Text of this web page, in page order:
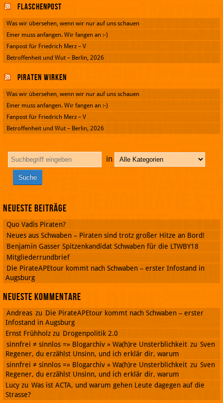
Flaschenpost
Was wir übersehen, wenn wir nur auf uns schauen
Einer muss anfangen. Wir fangen an :-)
Fanpost für Friedrich Merz – V
Betroffenheit und Wut – Berlin, 2026
Piraten wirken
Was wir übersehen, wenn wir nur auf uns schauen
Einer muss anfangen. Wir fangen an :-)
Fanpost für Friedrich Merz – V
Betroffenheit und Wut – Berlin, 2026
in
Neueste Beiträge
Quo Vadis Piraten?
Neues aus Schwaben – Piraten sind trotz großer Hitze an Bord!
Benjamin Gasser Spitzenkandidat Schwaben für die LTWBY18
Mitgliederrundbrief
Die PirateAPEtour kommt nach Schwaben – erster Infostand in
Augsburg
Neueste Kommentare
Andreas zu Die PirateAPEtour kommt nach Schwaben – erster
Infostand in Augsburg
Ernst Frühholz zu Drogenpolitik 2.0
sinnfrei ≠ sinnlos =» Blogarchiv » Wa(h)re Unsterblichkeit zu Sven
Regener, du erzählst Unsinn, und ich erklär dir, warum
sinnfrei ≠ sinnlos =» Blogarchiv » Wa(h)re Unsterblichkeit zu Sven
Regener, du erzählst Unsinn, und ich erklär dir, warum
Lucy zu Was ist ACTA, und warum gehen Leute dagegen auf die
Strasse?